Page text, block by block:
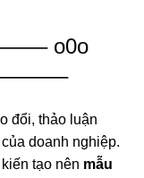
o0o
đổi, thảo luận
doanh nghiệp.
tạo nên mẫu